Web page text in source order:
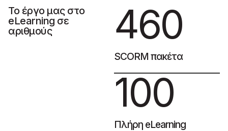
Το έργο μας στο
eLearning σε
αριθμούς
SCORM πακέτα
460
Πλήρη eLearning
100